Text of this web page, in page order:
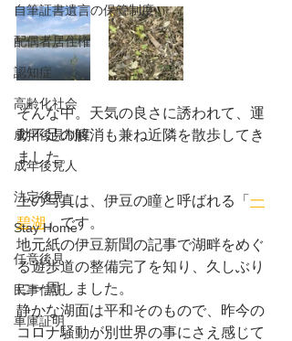
自筆証書遺言の保管制度
配偶者居住権
認知症
高齢化社会
成年後見制度
成年後見人
法定後見
Stay Home
任意後見
民事信託
車庫証明
そんな中。天気の良さに誘われて、運
動不足の解消も兼ね近隣を散歩してき
ました。
上の写真は、伊豆の瞳と呼ばれる「 一
碧湖 」です。
地元紙の伊豆新聞の記事で湖畔をめぐ
る遊歩道の整備完了を知り、久しぶり
に一周しました。
静かな湖面は平和そのもので、昨今の
コロナ騒動が別世界の事にさえ感じて